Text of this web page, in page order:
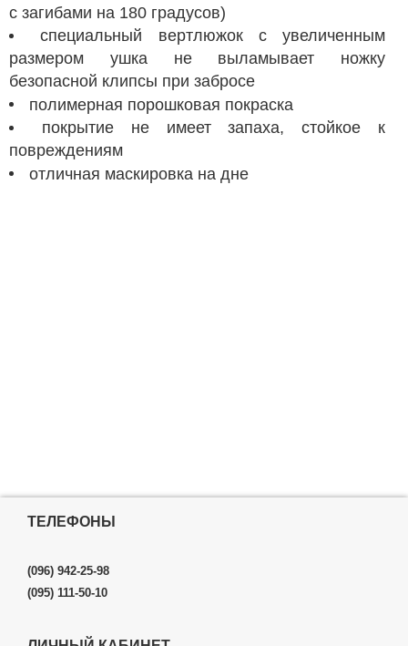
с загибами на 180 градусов)
специальный вертлюжок с увеличенным
размером ушка не выламывает ножку
безопасной клипсы при забросе
полимерная порошковая покраска
покрытие не имеет запаха, стойкое к
повреждениям
отличная маскировка на дне
ТЕЛЕФОНЫ
(096) 942-25-98
(095) 111-50-10